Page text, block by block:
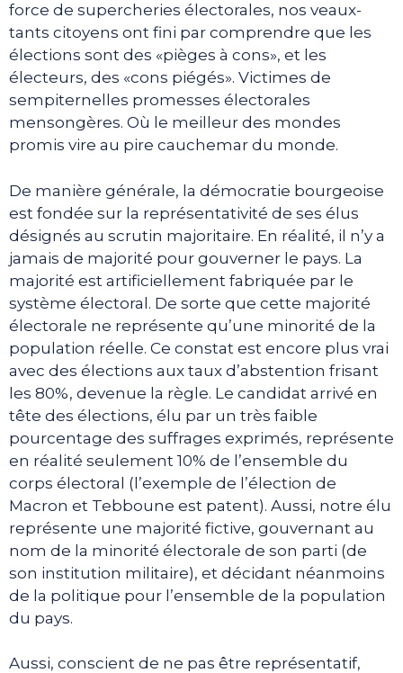
force de supercheries électorales, nos veaux-
tants citoyens ont fini par comprendre que les
élections sont des «pièges à cons», et les
électeurs, des «cons piégés». Victimes de
sempiternelles promesses électorales
mensongères. Où le meilleur des mondes
promis vire au pire cauchemar du monde.
De manière générale, la démocratie bourgeoise
est fondée sur la représentativité de ses élus
désignés au scrutin majoritaire. En réalité, il n’y a
jamais de majorité pour gouverner le pays. La
majorité est artificiellement fabriquée par le
système électoral. De sorte que cette majorité
électorale ne représente qu’une minorité de la
population réelle. Ce constat est encore plus vrai
avec des élections aux taux d’abstention frisant
les 80%, devenue la règle. Le candidat arrivé en
tête des élections, élu par un très faible
pourcentage des suffrages exprimés, représente
en réalité seulement 10% de l’ensemble du
corps électoral (l’exemple de l’élection de
Macron et Tebboune est patent). Aussi, notre élu
représente une majorité fictive, gouvernant au
nom de la minorité électorale de son parti (de
son institution militaire), et décidant néanmoins
de la politique pour l’ensemble de la population
du pays.
Aussi, conscient de ne pas être représentatif,